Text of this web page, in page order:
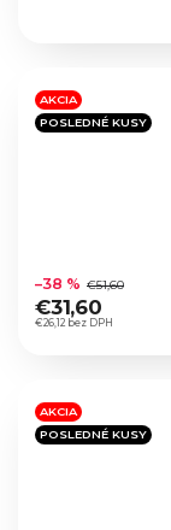
hviezdičiek.
AKCIA
POSLEDNÉ KUSY
hodnotenie
produktu
je
hviezdičiek.
€26,12 bez DPH
–38 % €51,60
€31,60
AKCIA
POSLEDNÉ KUSY